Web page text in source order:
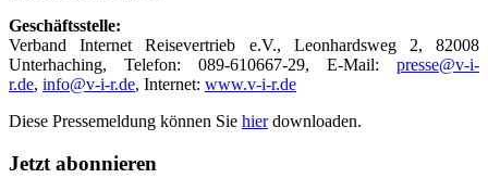
Geschäftsstelle:
Verband Internet Reisevertrieb e.V., Leonhardsweg 2, 82008
Unterhaching, Telefon: 089-610667-29, E-Mail: presse@v-i-
r.de, info@v-i-r.de, Internet: www.v-i-r.de
Diese Pressemeldung können Sie hierdownloaden.
Jetzt abonnieren